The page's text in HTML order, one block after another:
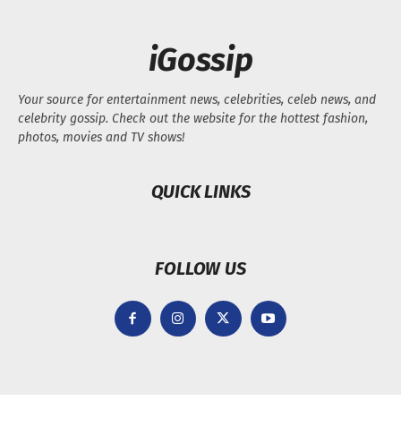
iGossip
Your source for entertainment news, celebrities, celeb news, and
celebrity gossip. Check out the website for the hottest fashion,
photos, movies and TV shows!
QUICK LINKS
FOLLOW US